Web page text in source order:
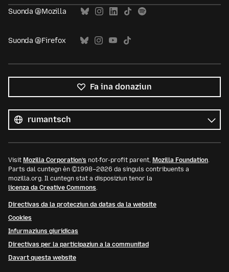
Suonda @Mozilla
Suonda @Firefox
Fa ina donaziun
las
linguas
Lingua
Visit Mozilla Corporation’s not-for-profit parent, Mozilla Foundation.
Parts dal cuntegn èn ©1998–2026 da singuls contribuents a
mozilla.org. Il cuntegn stat a disposiziun tenor la
licenza da Creative Commons.
Directivas da la protecziun da datas da la website
Cookies
Infurmaziuns giuridicas
Directivas per la participaziun a la communitad
Davart questa website